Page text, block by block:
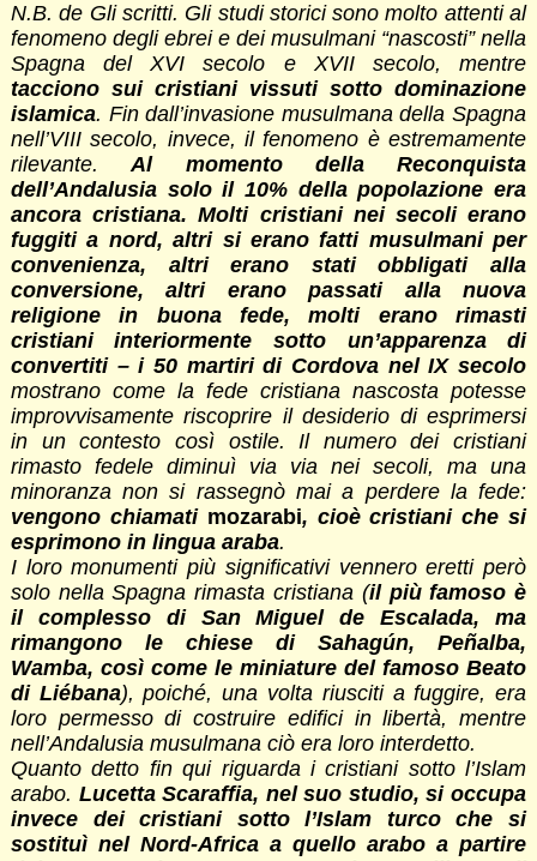
N.B. de Gli scritti. Gli studi storici sono molto attenti al
fenomeno degli ebrei e dei musulmani “nascosti” nella
Spagna del XVI secolo e XVII secolo, mentre
tacciono sui cristiani vissuti sotto dominazione
islamica. Fin dall’invasione musulmana della Spagna
nell’VIII secolo, invece, il fenomeno è estremamente
rilevante.Al momento della Reconquista
dell’Andalusia solo il 10% della popolazione era
ancora cristiana. Molti cristiani nei secoli erano
fuggiti a nord, altri si erano fatti musulmani per
convenienza, altri erano stati obbligati alla
conversione, altri erano passati alla nuova
religione in buona fede, molti erano rimasti
cristiani interiormente sotto un’apparenza di
convertiti – i 50 martiri di Cordova nel IX secolo
mostrano come la fede cristiana nascosta potesse
improvvisamente riscoprire il desiderio di esprimersi
in un contesto così ostile. Il numero dei cristiani
rimasto fedele diminuì via via nei secoli, ma una
minoranza non si rassegnò mai a perdere la fede:
vengono chiamati mozarabi, cioè cristiani che si
esprimono in lingua araba.
I loro monumenti più significativi vennero eretti però
solo nella Spagna rimasta cristiana (il più famoso è
il complesso di San Miguel de Escalada, ma
rimangono le chiese di Sahagún, Peñalba,
Wamba, così come le miniature del famoso Beato
di Liébana), poiché, una volta riusciti a fuggire, era
loro permesso di costruire edifici in libertà, mentre
nell’Andalusia musulmana ciò era loro interdetto.
Quanto detto fin qui riguarda i cristiani sotto l’Islam
arabo. Lucetta Scaraffia, nel suo studio, si occupa
invece dei cristiani sotto l’Islam turco che si
sostituì nel Nord-Africa a quello arabo a partire